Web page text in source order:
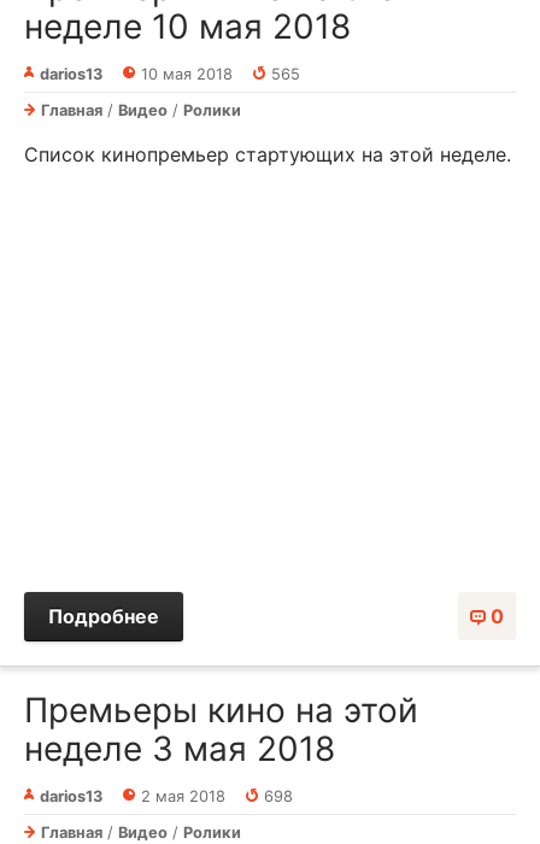
неделе 10 мая 2018
darios13 10 мая 2018
565
Главная / Видео / Ролики
Список кинопремьер стартующих на этой неделе.
0
Подробнее
Премьеры кино на этой
неделе 3 мая 2018
darios13 2 мая 2018
698
Главная / Видео / Ролики